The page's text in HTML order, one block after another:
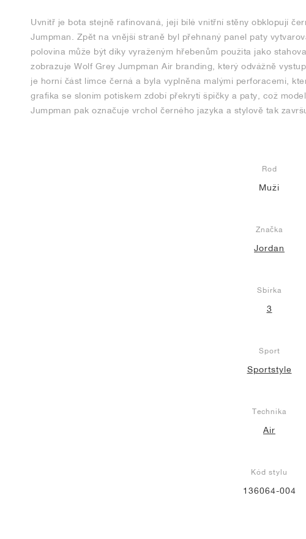
Uvnitř je bota stejně rafinovaná, její bílé vnitřní stěny obklopují
Jumpman. Zpět na vnější straně byl přehnaný panel paty
polovina může být díky vyraženým hřebenům použita jako
zobrazuje Wolf Grey Jumpman Air branding, který odvážně
je horní část límce černá a byla vyplněna malými perforacemi,
grafika se sloním potiskem zdobí překrytí špičky a paty, což
Jumpman pak označuje vrchol černého jazyka a stylově tak
Rod
Muži
Značka
Jordan
Sbírka
3
Sport
Sportstyle
Technika
Air
Kód stylu
136064-004